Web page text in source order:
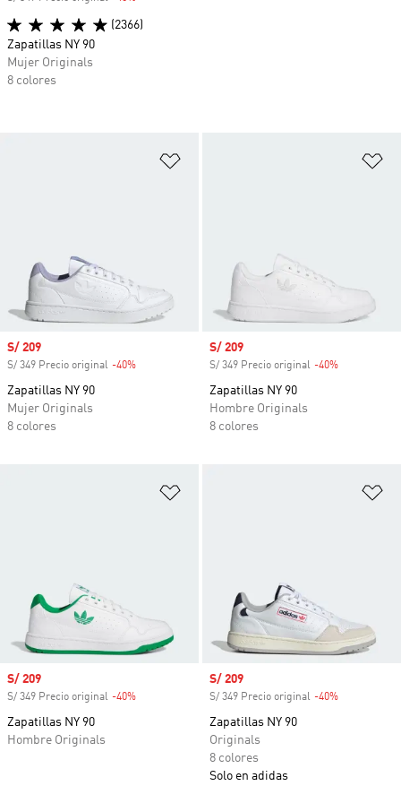
Precio de venta
S/ 209
S/ 349 Precio original -40%
Zapatillas NY 90
Mujer Originals
8 colores
Precio de venta
S/ 209
S/ 349 Precio original -40%
Zapatillas NY 90
Hombre Originals
8 colores
Precio de venta
S/ 209
S/ 349 Precio original -40%
Zapatillas NY 90
Hombre Originals
Precio de venta
S/ 209
S/ 349 Precio original -40%
Zapatillas NY 90
Originals
8 colores
Solo en adidas
(2366)
Zapatillas NY 90
Mujer Originals
8 colores